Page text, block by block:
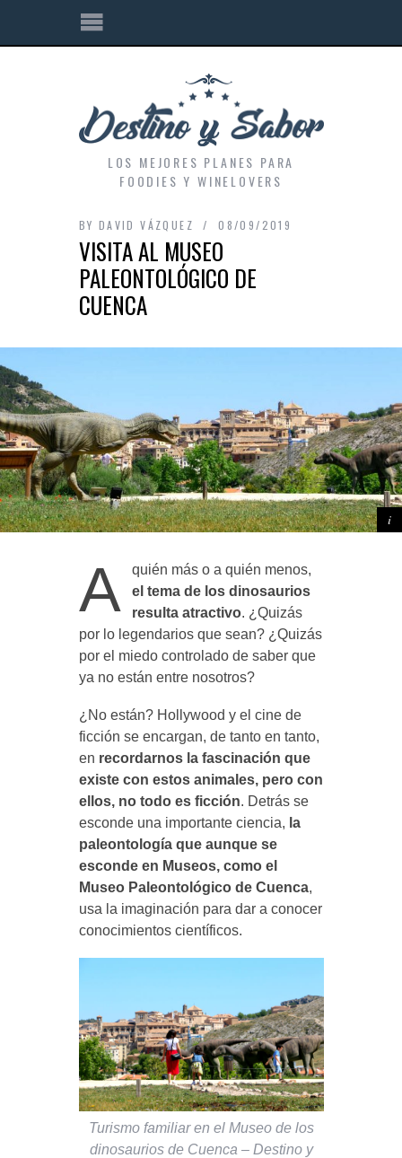
LOS MEJORES PLANES PARA
FOODIES Y WINELOVERS
BY DAVID VÁZQUEZ 08/09/2019
VISITA AL MUSEO
PALEONTOLÓGICO DE
CUENCA
A
quién más o a quién menos,
el tema de los dinosaurios
resulta atractivo. ¿Quizás
por lo legendarios que sean? ¿Quizás
por el miedo controlado de saber que
ya no están entre nosotros?
¿No están? Hollywood y el cine de
ficción se encargan, de tanto en tanto,
en recordarnos la fascinación que
existe con estos animales, pero con
ellos, no todo es ficción. Detrás se
esconde una importante ciencia, la
paleontología que aunque se
esconde en Museos, como el
Museo Paleontológico de Cuenca,
usa la imaginación para dar a conocer
conocimientos científicos.
Turismo familiar en el Museo de los
dinosaurios de Cuenca – Destino y